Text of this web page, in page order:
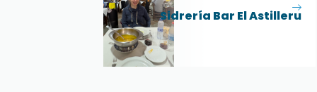
Sidrería Bar El Astilleru